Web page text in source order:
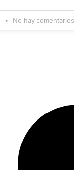
No hay comentarios